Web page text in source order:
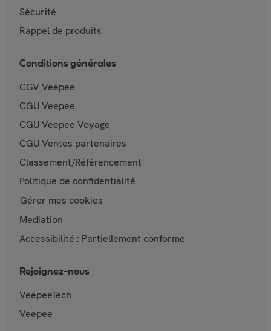
Sécurité
Rappel de produits
Conditions générales
CGV Veepee
CGU Veepee
CGU Veepee Voyage
CGU Ventes partenaires
Classement/Référencement
Politique de confidentialité
Gérer mes cookies
Mediation
Accessibilité : Partiellement conforme
Rejoignez-nous
VeepeeTech
Veepee